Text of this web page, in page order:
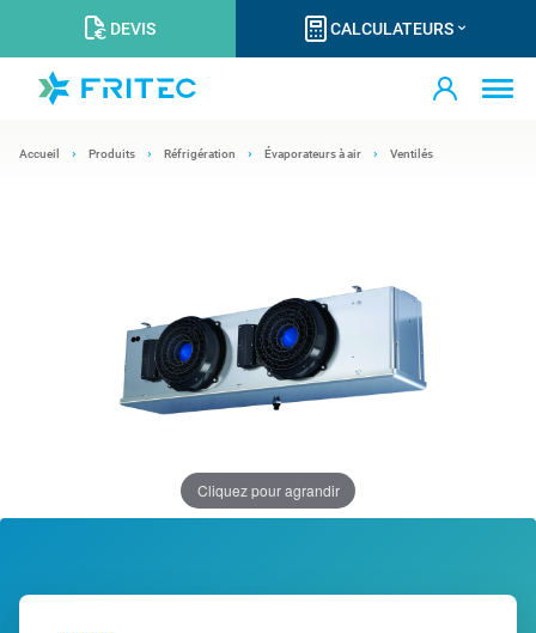
DEVIS CALCULATEURS
Accueil Produits Réfrigération Évaporateurs à air Ventilés
Cliquez pour agrandir